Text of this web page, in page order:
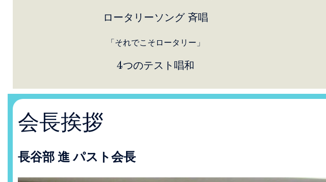
ロータリーソング 斉唱
「それでこそロータリー」
4つのテスト唱和
会長挨拶
長谷部 進 パスト会長